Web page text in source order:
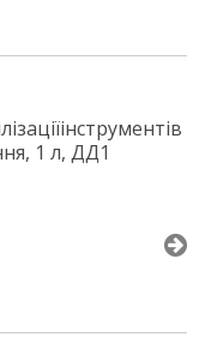
1 л, ДД1